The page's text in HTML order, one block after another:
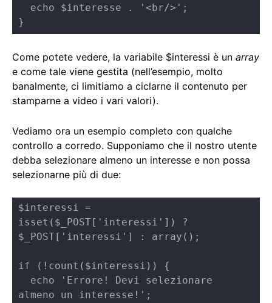
}
Come potete vedere, la variabile $interessi è un array
e come tale viene gestita (nell’esempio, molto
banalmente, ci limitiamo a ciclarne il contenuto per
stamparne a video i vari valori).
Vediamo ora un esempio completo con qualche
controllo a corredo. Supponiamo che il nostro utente
debba selezionare almeno un interesse e non possa
selezionarne più di due:
$interessi =
isset($_POST['interessi']) ?
$_POST['interessi'] : array();
if (!count($interessi)) {
almeno un interesse!';